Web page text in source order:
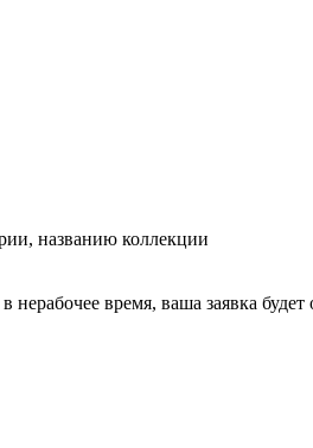
названию коллекции
время, ваша заявка